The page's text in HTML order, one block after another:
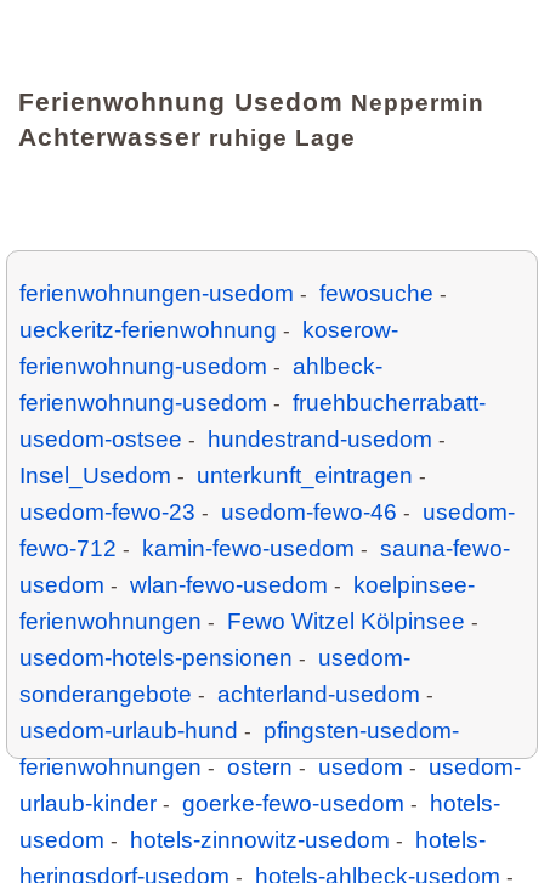
Ferienwohnung Usedom Neppermin
Achterwasser ruhige Lage
ferienwohnungen-usedom - fewosuche -
ueckeritz-ferienwohnung -
koserow-
ferienwohnung-usedom - ahlbeck-
ferienwohnung-usedom - fruehbucherrabatt-
usedom-ostsee - hundestrand-usedom -
Insel_Usedom - unterkunft_eintragen -
usedom-fewo-23 - usedom-fewo-46 - usedom-
fewo-712 - kamin-fewo-usedom - sauna-fewo-
usedom - wlan-fewo-usedom -
koelpinsee-
ferienwohnungen - Fewo Witzel Kölpinsee -
usedom-hotels-pensionen - usedom-
sonderangebote - achterland-usedom -
usedom-urlaub-hund - pfingsten-usedom-
ferienwohnungen - ostern - usedom - usedom-
urlaub-kinder - goerke-fewo-usedom -
hotels-
usedom - hotels-zinnowitz-usedom -
hotels-
heringsdorf-usedom - hotels-ahlbeck-usedom -